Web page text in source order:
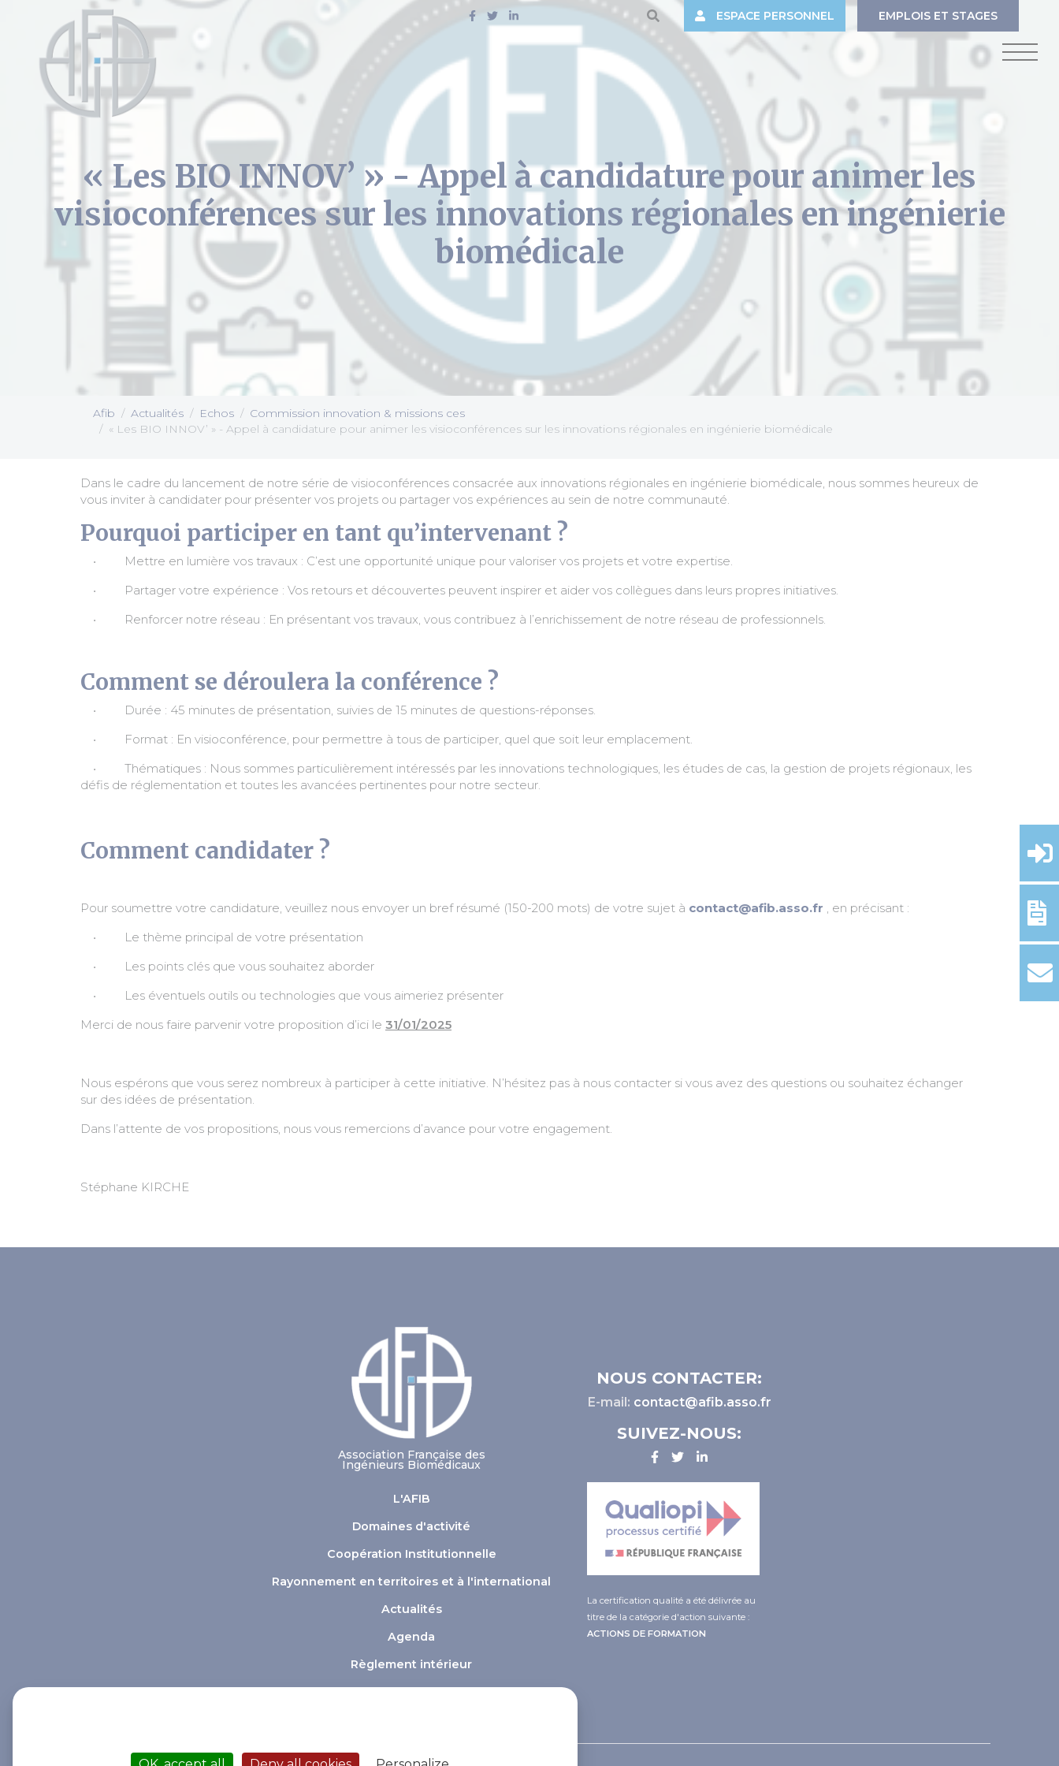
ESPACE PERSONNEL EMPLOIS ET STAGES
« Les BIO INNOV’ » - Appel à candidature pour animer les
visioconférences sur les innovations régionales en ingénierie
biomédicale
Afib Actualités Echos
Commission innovation & missions ces
« Les BIO INNOV’ » - Appel à candidature pour animer les visioconférences sur les innovations régionales en ingénierie biomédicale
Dans le cadre du lancement de notre série de visioconférences consacrée aux innovations régionales en ingénierie biomédicale, nous sommes heureux de
vous inviter à candidater pour présenter vos projets ou partager vos expériences au sein de notre communauté.
Pourquoi participer en tant qu’intervenant ?
• Mettre en lumière vos travaux : C’est une opportunité unique pour valoriser vos projets et votre expertise.
• Partager votre expérience : Vos retours et découvertes peuvent inspirer et aider vos collègues dans leurs propres initiatives.
• Renforcer notre réseau : En présentant vos travaux, vous contribuez à l’enrichissement de notre réseau de professionnels.
Comment se déroulera la conférence ?
• Durée : 45 minutes de présentation, suivies de 15 minutes de questions-réponses.
• Format : En visioconférence, pour permettre à tous de participer, quel que soit leur emplacement.
• Thématiques : Nous sommes particulièrement intéressés par les innovations technologiques, les études de cas, la gestion de projets régionaux, les
défis de réglementation et toutes les avancées pertinentes pour notre secteur.
Comment candidater ?
Pour soumettre votre candidature, veuillez nous envoyer un bref résumé (150-200 mots) de votre sujet à contact@afib.asso.fr , en précisant :
• Le thème principal de votre présentation
• Les points clés que vous souhaitez aborder
• Les éventuels outils ou technologies que vous aimeriez présenter
Merci de nous faire parvenir votre proposition d’ici le 31/01/2025
Nous espérons que vous serez nombreux à participer à cette initiative. N’hésitez pas à nous contacter si vous avez des questions ou souhaitez échanger
sur des idées de présentation.
Dans l’attente de vos propositions, nous vous remercions d’avance pour votre engagement.
Stéphane KIRCHE
Association Française des
Ingénieurs Biomédicaux
L'AFIB
Domaines d'activité
Coopération Institutionnelle
Rayonnement en territoires et à l'international
Actualités
Agenda
Règlement intérieur
NOUS CONTACTER:
E-mail: contact@afib.asso.fr
SUIVEZ-NOUS:
La certification qualité a été délivrée au
titre de la catégorie d'action suivante :
ACTIONS DE FORMATION
Cookies management panel